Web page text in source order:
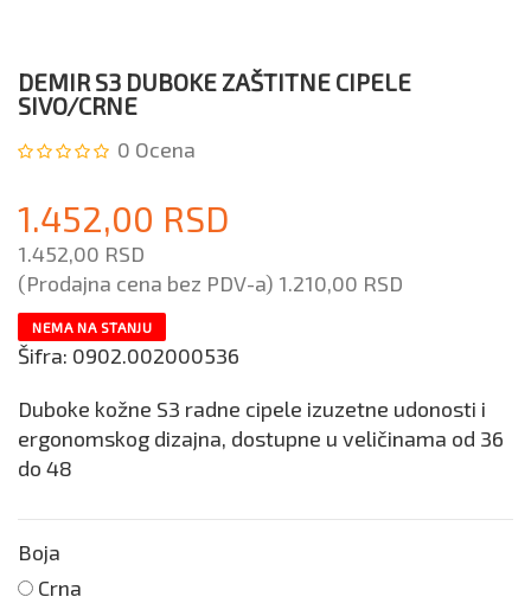
DEMIR S3 DUBOKE ZAŠTITNE CIPELE
SIVO/CRNE
0 Ocena
1.452,00 RSD
1.452,00 RSD
(Prodajna cena bez PDV-a) 1.210,00 RSD
NEMA NA STANJU
Šifra: 0902.002000536
Duboke kožne S3 radne cipele izuzetne udonosti i
ergonomskog dizajna, dostupne u veličinama od 36
do 48
Boja
Crna